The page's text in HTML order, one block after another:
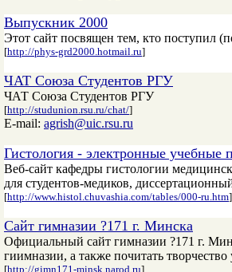
Выпускник 2000
Этот сайт посвящен тем, кто поступил
[http://phys-grd2000.hotmail.ru]
ЧАТ Союза Студентов РГУ
ЧАТ Союза Студентов РГУ
[http://studunion.rsu.ru/chat/]
E-mail: agrish@uic.rsu.ru
Гистология - электронные учебные
Веб-сайт кафедры гистологии
для студентов-медиков,
[http://www.histol.chuvashia.com/tables/000-ru.htm]
Сайт гимназии ?171 г. Минска
Официальный сайт гимназии ?171 г.
гиимназии, а также почитать
[http://gimn171-minsk.narod.ru]